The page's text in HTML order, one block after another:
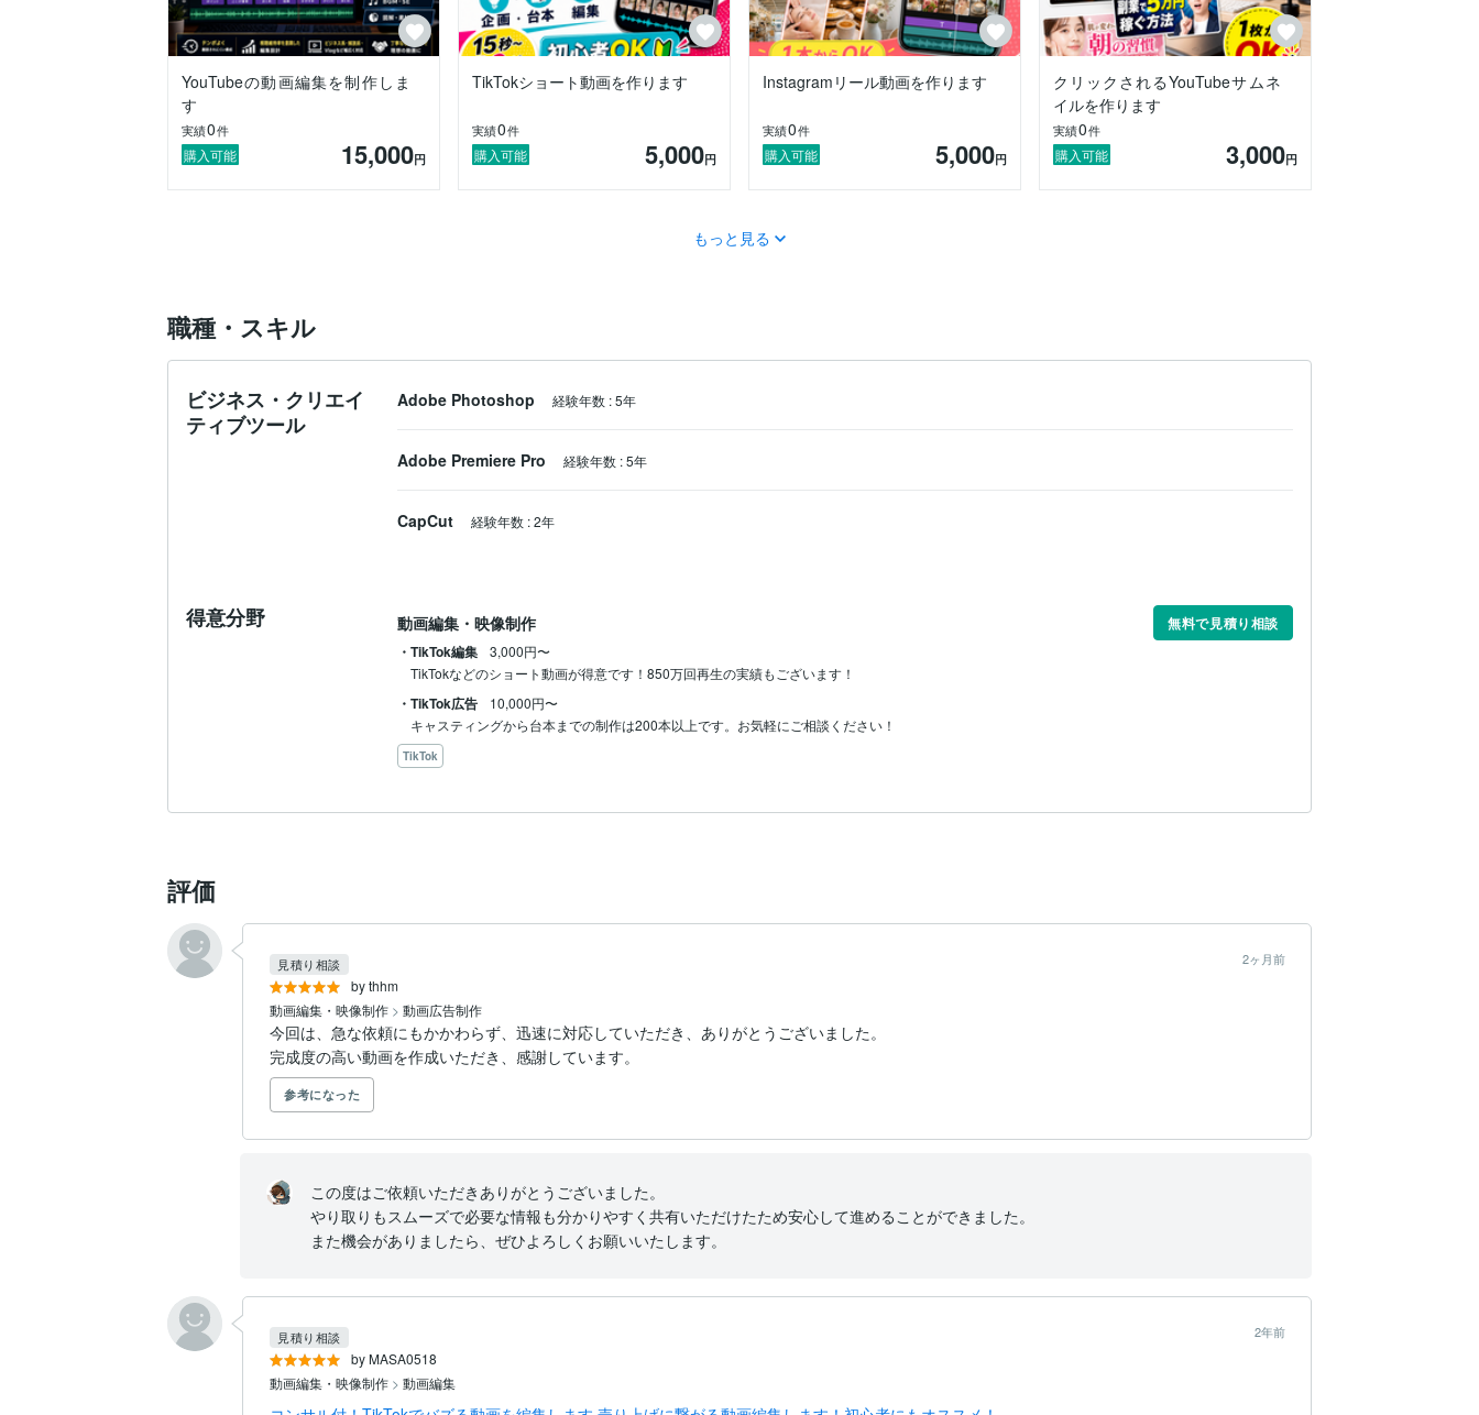
YouTubeの動画編集を制作しま
す
実績0件
購入可能 15,000円
TikTokショート動画を作ります
実績0件
購入可能 5,000円
Instagramリール動画を作ります
実績0件
購入可能 5,000円
クリックされるYouTubeサムネ
イルを作ります
実績0件
購入可能 3,000円
もっと見る
職種・スキル
ビジネス・クリエイ
ティブツール
Adobe Photoshop 経験年数 :5年
Adobe Premiere Pro 経験年数 :5年
CapCut 経験年数 :2年
得意分野 動画編集・映像制作
無料で見積り相談
・TikTok編集
3,000円〜
TikTokなどのショート動画が得意です！850万回再生の実績もございます！
・TikTok広告
10,000円〜
キャスティングから台本までの制作は200本以上です。お気軽にご相談ください！
TikTok
評価
by thhm
2ヶ月前
見積り相談
動画編集・映像制作 > 動画広告制作
今回は、急な依頼にもかかわらず、迅速に対応していただき、ありがとうございました。
完成度の高い動画を作成いただき、感謝しています。
参考になった
この度はご依頼いただきありがとうございました。
やり取りもスムーズで必要な情報も分かりやすく共有いただけたため安心して進めることができました。
また機会がありましたら、ぜひよろしくお願いいたします。
by MASA0518
2年前
見積り相談
動画編集・映像制作 > 動画編集